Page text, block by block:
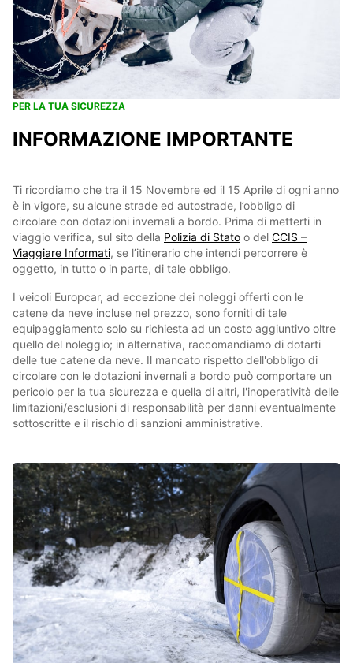
PER LA TUA SICUREZZA
INFORMAZIONE IMPORTANTE
Ti ricordiamo che tra il 15 Novembre ed il 15 Aprile di ogni anno
è in vigore, su alcune strade ed autostrade, l’obbligo di
circolare con dotazioni invernali a bordo. Prima di metterti in
viaggio verifica, sul sito della Polizia di Stato o del CCIS –
Viaggiare Informati, se l’itinerario che intendi percorrere è
oggetto, in tutto o in parte, di tale obbligo.
I veicoli Europcar, ad eccezione dei noleggi offerti con le
catene da neve incluse nel prezzo, sono forniti di tale
equipaggiamento solo su richiesta ad un costo aggiuntivo oltre
quello del noleggio; in alternativa, raccomandiamo di dotarti
delle tue catene da neve. Il mancato rispetto dell'obbligo di
circolare con le dotazioni invernali a bordo può comportare un
pericolo per la tua sicurezza e quella di altri, l'inoperatività delle
limitazioni/esclusioni di responsabilità per danni eventualmente
sottoscritte e il rischio di sanzioni amministrative.